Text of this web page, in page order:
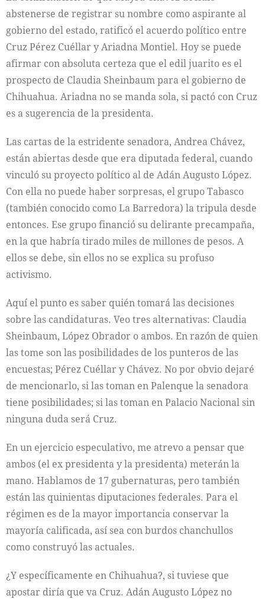
abstenerse de registrar su nombre como aspirante al
gobierno del estado, ratificó el acuerdo político entre
Cruz Pérez Cuéllar y Ariadna Montiel. Hoy se puede
afirmar con absoluta certeza que el edil juarito es el
prospecto de Claudia Sheinbaum para el gobierno de
Chihuahua. Ariadna no se manda sola, si pactó con Cruz
es a sugerencia de la presidenta.
Las cartas de la estridente senadora, Andrea Chávez,
están abiertas desde que era diputada federal, cuando
vinculó su proyecto político al de Adán Augusto López.
Con ella no puede haber sorpresas, el grupo Tabasco
(también conocido como La Barredora) la tripula desde
entonces. Ese grupo financió su delirante precampaña,
en la que habría tirado miles de millones de pesos. A
ellos se debe, sin ellos no se explica su profuso
activismo.
Aquí el punto es saber quién tomará las decisiones
sobre las candidaturas. Veo tres alternativas: Claudia
Sheinbaum, López Obrador o ambos. En razón de quien
las tome son las posibilidades de los punteros de las
encuestas; Pérez Cuéllar y Chávez. No por obvio dejaré
de mencionarlo, si las toman en Palenque la senadora
tiene posibilidades; si las toman en Palacio Nacional sin
ninguna duda será Cruz.
En un ejercicio especulativo, me atrevo a pensar que
ambos (el ex presidenta y la presidenta) meterán la
mano. Hablamos de 17 gubernaturas, pero también
están las quinientas diputaciones federales. Para el
régimen es de la mayor importancia conservar la
mayoría calificada, así sea con burdos chanchullos
como construyó las actuales.
¿Y específicamente en Chihuahua?, si tuviese que
apostar diría que va Cruz. Adán Augusto López no